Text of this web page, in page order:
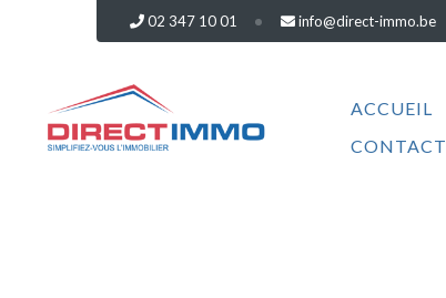
02 347 10 01 info@direct-immo.be
ACCUEIL
CONTACT